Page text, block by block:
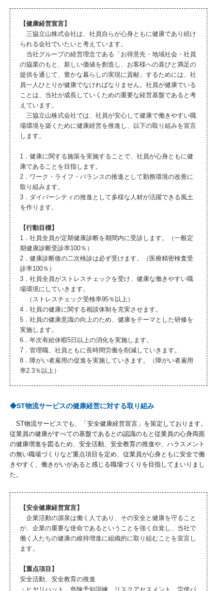
【健康経営宣言】
三協立山株式会社は、社員自らが心身ともに健康であり続け
られる会社でいたいと考えています。
当社グループの経営理念である「お得意先・地域社会・社員
の協業のもと、新しい価値を創造し、お客様への喜びと満足の
提供を通じて、豊かな暮らしの実現に貢献」するためには、社
員一人ひとりが健康でなければなりません。社員が健康でいる
ことは、当社が成長していくための重要な経営基盤であると考
えています。
三協立山株式会社では、社員が安心して健康で働きやすい職
場環境を築くために健康経営を推進し、以下の取り組みを宣言
します。
1．健康に関する施策を実施することで、社員が心身ともに健
康であることを目指します。
2．ワーク・ライフ・バランスの推進として勤務環境の改善に
取り組みます。
3．ダイバーシティの推進として多様な人材が活躍できる風土
を作ります。
【行動目標】
1．社員全員が定期健康診断を期間内に受診します。（一般定
期健康診断受診率100％）
2．健康診断後の二次検診は必ず受けます。（医療精密検査受
診率100％）
3．社員全員がストレスチェックを受け、健康な働きやすい職
場環境にしていきます。
（ストレスチェック受検率95％以上）
4．社員の健康に関する相談体制を充実させます。
5．社員の健康意識の向上のため、健康をテーマとした研修を
実施します。
6．年次有給休暇5日以上の消化を実施します。
7．管理職、社員ともに長時間労働を削減していきます。
8．障がい者雇用の促進を実施していきます。（障がい者雇用
率2.3％以上）
◆ST物流サービスの健康経営に対する取り組み
ST物流サービスでも、「安全健康経営宣言」を策定しております。
従業員の健康がすべての基盤であるとの認識のもと従業員の心身両面
の健康増進を図るため、安全活動、安全教育の推進や、ハラスメント
の無い職場づくりなど重点項目を定め、従業員が心身ともに安全で働
きやすく、働きがいがあると感じる職場づくりを目指してまいりまし
た。
【安全健康経営宣言】
企業活動の源泉は働く人であり、その安全と健康を守ること
が、企業の重要な使命であるということを強く自覚し、当社で
働く人たちの健康の維持増進に組織的に取り組むことを宣言し
ます。
【重点項目】
安全活動、安全教育の推進
・ヒヤリハット、危険予知訓練、リスクアセスメント、労使パ